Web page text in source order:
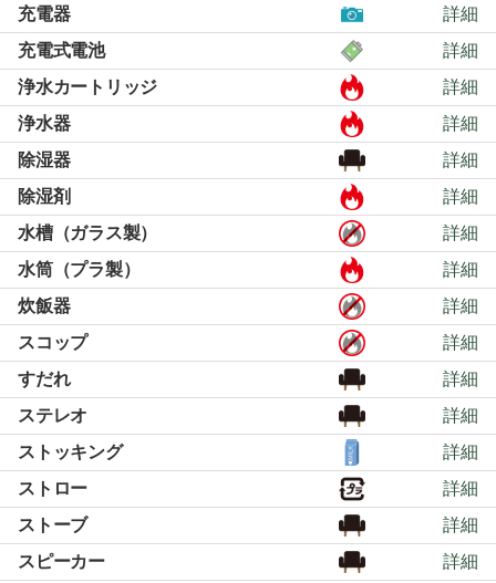
充電器
詳細
充電式電池
詳細
浄水カートリッジ
詳細
浄水器
詳細
除湿器
詳細
除湿剤
詳細
水槽（ガラス製）
詳細
水筒（プラ製）
詳細
炊飯器
詳細
スコップ
詳細
すだれ
詳細
ステレオ
詳細
ストッキング
詳細
ストロー
詳細
ストーブ
詳細
スピーカー
詳細